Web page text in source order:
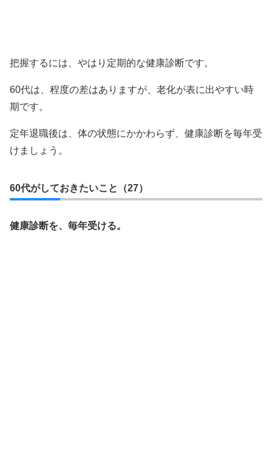
把握するには、やはり定期的な健康診断です。
60代は、程度の差はありますが、老化が表に出やすい時
期です。
定年退職後は、体の状態にかかわらず、健康診断を毎年受
けましょう。
60代がしておきたいこと（27）
健康診断を、毎年受ける。